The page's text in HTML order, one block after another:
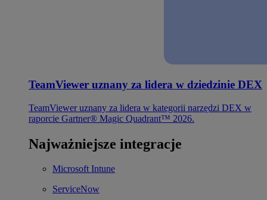
TeamViewer uznany za lidera w dziedzinie DEX
TeamViewer uznany za lidera w kategorii narzędzi DEX w
raporcie Gartner® Magic Quadrant™ 2026.
Najważniejsze integracje
Microsoft Intune
ServiceNow